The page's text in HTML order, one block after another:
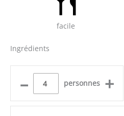
facile
Ingrédients
– personnes +